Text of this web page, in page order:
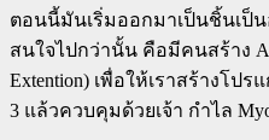
ตอนนี้มันเริ่มออกมาเป็นชิ้นเป็
สนใจไปกว่านั้น คือมีคนสร้าง
Extention) เพื่อให้เราสร้างโป
3 แล้วควบคุมด้วยเจ้า กำไล